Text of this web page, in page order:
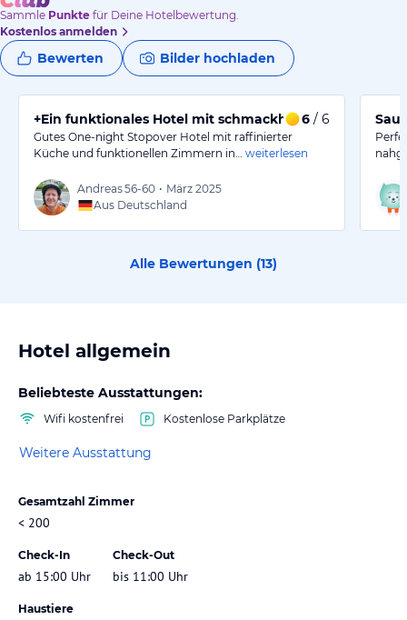
Sammle Punkte für Deine Hotelbewertung.
Kostenlos anmelden
Bewerten Bilder hochladen
+Ein funktionales Hotel mit schmackhafter japanischer
6 / 6
Gutes One-night Stopover Hotel mit raffinierter
Küche und funktionellen Zimmern in…
weiterlesen
Andreas56-60 • März 2025
Aus Deutschland
Alle Bewertungen (13)
Hotel allgemein
Beliebteste Ausstattungen:
Wifi kostenfrei Kostenlose Parkplätze
Weitere Ausstattung
Gesamtzahl Zimmer
< 200
Check-In
ab 15:00 Uhr
Check-Out
bis 11:00 Uhr
Haustiere